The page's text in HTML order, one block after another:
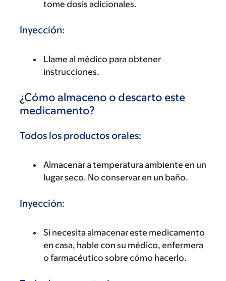
tome dosis adicionales.
Inyección:
Llame al médico para obtener
instrucciones.
¿Cómo almaceno o descarto este
medicamento?
Todos los productos orales:
Almacenar a temperatura ambiente en un
lugar seco. No conservar en un baño.
Inyección:
Si necesita almacenar este medicamento
en casa, hable con su médico, enfermera
o farmacéutico sobre cómo hacerlo.